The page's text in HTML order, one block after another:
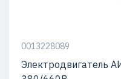
0013228089
Электродвигатель